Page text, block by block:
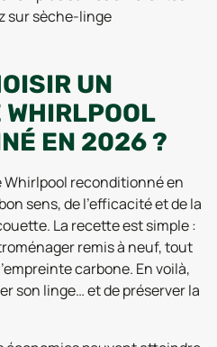
sur sèche-linge
UN
EN 2026 ?
reconditionné en
sens, de l’efficacité et de la
La recette est simple :
remis à neuf, tout
carbone. En voilà,
son linge… et de préserver la